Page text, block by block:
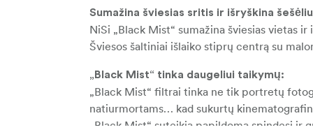
Sumažina šviesias sritis ir išryškina
NiSi „Black Mist“ sumažina šviesias vietas
Šviesos šaltiniai išlaiko stiprų centrą su
„Black Mist“ tinka daugeliui taikymų:
„Black Mist“ filtrai tinka ne tik portretų
natiurmortams… kad sukurtų
„Black Mist“ suteikia papildomą spindesį ir